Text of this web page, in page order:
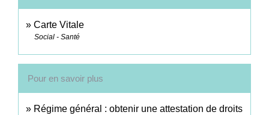
Carte Vitale
Social - Santé
Pour en savoir plus
Régime général : obtenir une attestation de droits